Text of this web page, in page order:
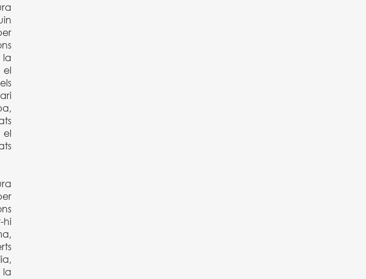
el
el
hi